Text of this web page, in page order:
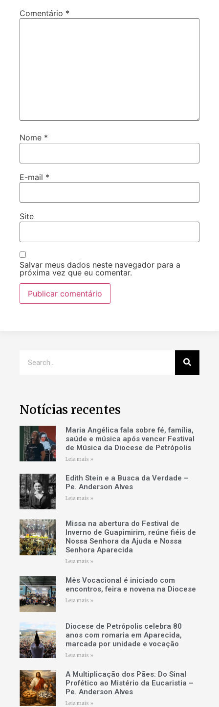
Comentário *
Nome *
E-mail *
Site
Salvar meus dados neste navegador para a
próxima vez que eu comentar.
Notícias recentes
Maria Angélica fala sobre fé, família,
saúde e música após vencer Festival
de Música da Diocese de Petrópolis
Leia mais »
Edith Stein e a Busca da Verdade –
Pe. Anderson Alves
Leia mais »
Missa na abertura do Festival de
Inverno de Guapimirim, reúne fiéis de
Nossa Senhora da Ajuda e Nossa
Senhora Aparecida
Leia mais »
Mês Vocacional é iniciado com
encontros, feira e novena na Diocese
Leia mais »
Diocese de Petrópolis celebra 80
anos com romaria em Aparecida,
marcada por unidade e vocação
Leia mais »
A Multiplicação dos Pães: Do Sinal
Profético ao Mistério da Eucaristia –
Pe. Anderson Alves
Leia mais »